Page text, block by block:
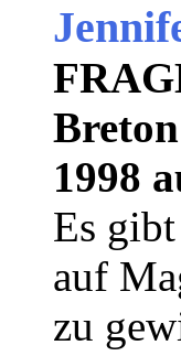
1998
Es
auf
zu